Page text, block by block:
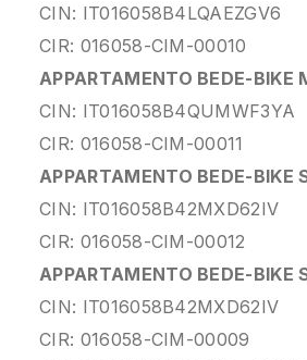
CIN: IT016058B4LQAEZGV6
CIR: 016058-CIM-00010
APPARTAMENTO BEDE-BIKE
CIN: IT016058B4QUMWF3YA
CIR: 016058-CIM-00011
APPARTAMENTO BEDE-BIKE
CIN: IT016058B42MXD62IV
CIR: 016058-CIM-00012
APPARTAMENTO BEDE-BIKE
CIN: IT016058B42MXD62IV
CIR: 016058-CIM-00009